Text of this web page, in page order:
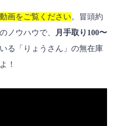
画をご覧ください。冒頭約
ノウハウで、
月手取り100〜
る「りょうさん」の無在庫
！